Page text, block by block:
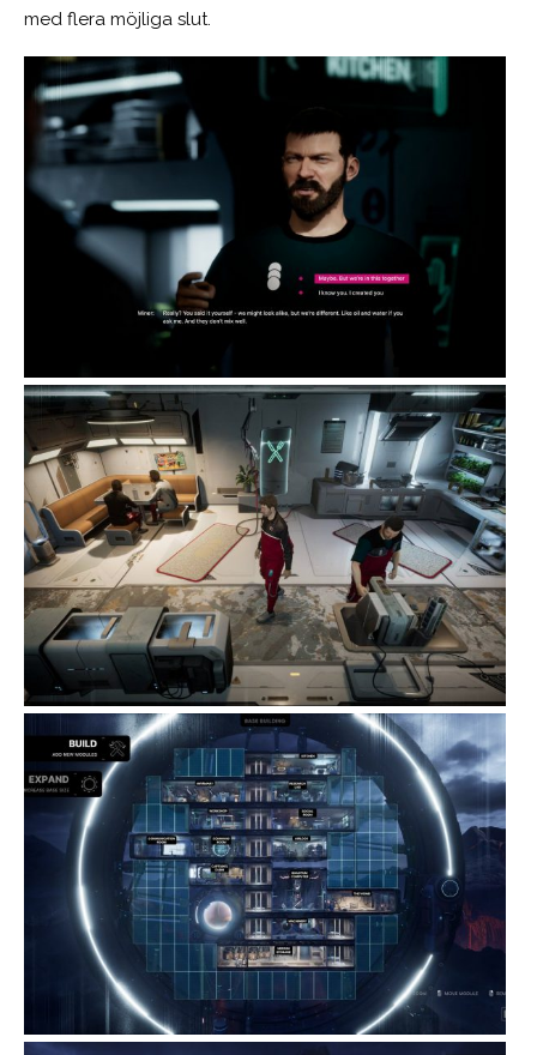
med flera möjliga slut.